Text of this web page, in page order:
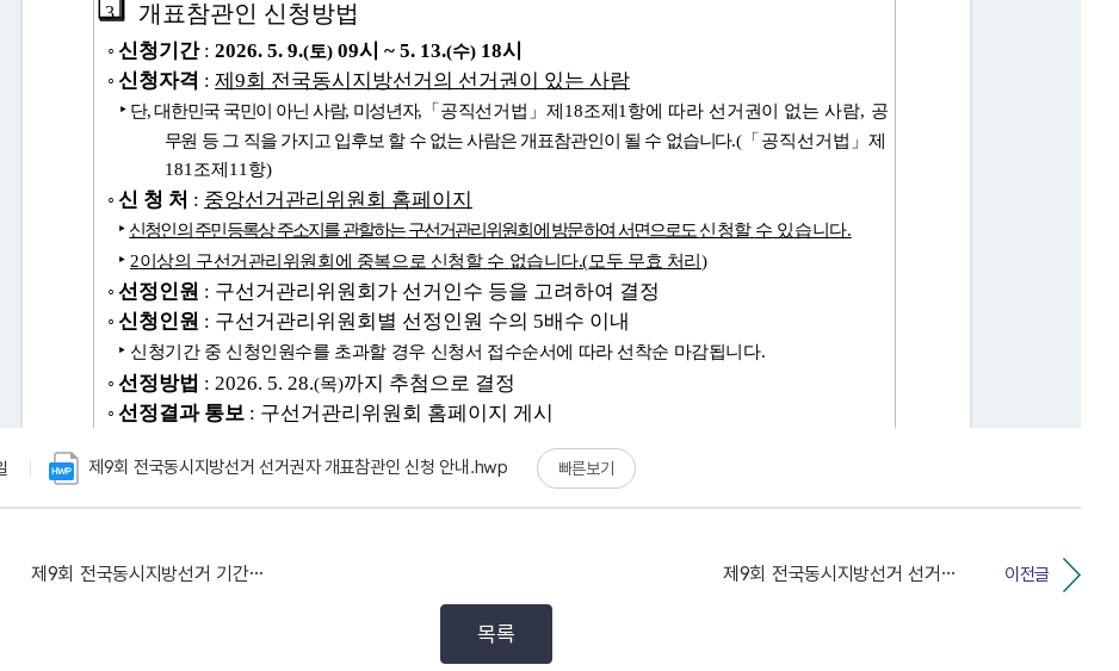
제9회 전국동시지방선거 선거권자 개표참관인 신청 안내.hwp 빠른보기
제9회 전국동시지방선거 기간제근로자(절차사무보조) 서류... 이전글
제9회 전국동시지방선거 선거비용 실사 보조요원 장애인 ...
목록